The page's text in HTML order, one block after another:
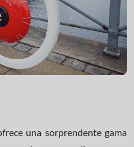
una sorprendente gama